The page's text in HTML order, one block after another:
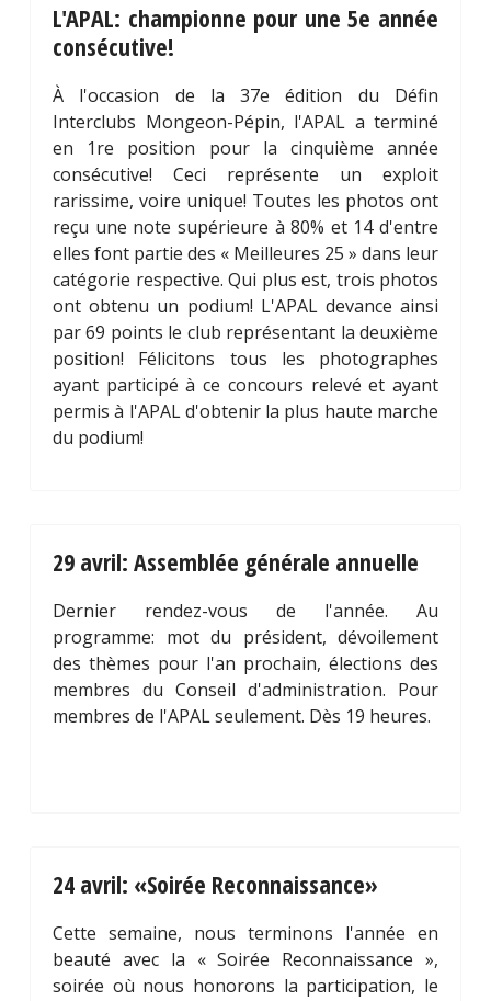
L'APAL: championne pour une 5e année
consécutive!
À l'occasion de la 37e édition du Défin
Interclubs Mongeon-Pépin, l'APAL a terminé
en 1re position pour la cinquième année
consécutive! Ceci représente un exploit
rarissime, voire unique! Toutes les photos ont
reçu une note supérieure à 80% et 14 d'entre
elles font partie des « Meilleures 25 » dans leur
catégorie respective. Qui plus est, trois photos
ont obtenu un podium! L'APAL devance ainsi
par 69 points le club représentant la deuxième
position! Félicitons tous les photographes
ayant participé à ce concours relevé et ayant
permis à l'APAL d'obtenir la plus haute marche
du podium!
29 avril: Assemblée générale annuelle
Dernier rendez-vous de l'année. Au
programme: mot du président, dévoilement
des thèmes pour l'an prochain, élections des
membres du Conseil d'administration. Pour
membres de l'APAL seulement. Dès 19 heures.
24 avril: «Soirée Reconnaissance»
Cette semaine, nous terminons l'année en
beauté avec la « Soirée Reconnaissance »,
soirée où nous honorons la participation, le